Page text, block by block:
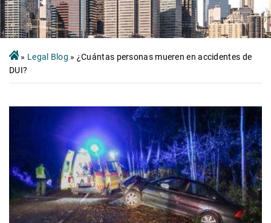
» Legal Blog » ¿Cuántas personas mueren en accidentes de
DUI?